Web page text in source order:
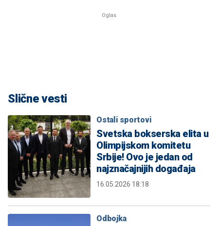
Slične vesti
Ostali sportovi
Svetska bokserska elita u
Olimpijskom komitetu
Srbije! Ovo je jedan od
najznačajnijih događaja
16.05.2026 18:18
Odbojka